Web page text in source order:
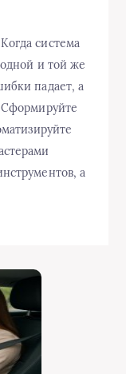
система
одной и той же
падает, а
Сформируйте
а